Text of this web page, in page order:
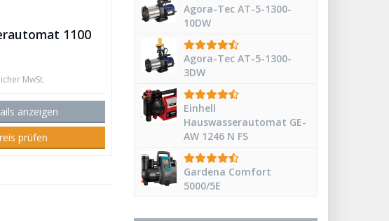
1100
MwSt.
anzeigen
prüfen
Agora-Tec AT-5-1300-
10DW
Agora-Tec AT-5-1300-
3DW
Einhell
Hauswasserautomat GE-
AW 1246 N FS
Gardena Comfort
5000/5E